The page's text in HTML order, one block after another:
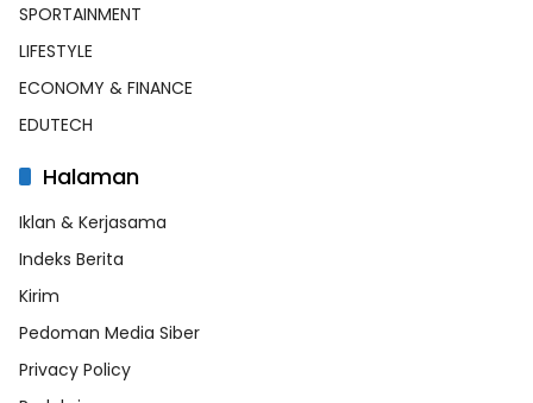
SPORTAINMENT
LIFESTYLE
ECONOMY & FINANCE
EDUTECH
Halaman
Iklan & Kerjasama
Indeks Berita
Kirim
Pedoman Media Siber
Privacy Policy